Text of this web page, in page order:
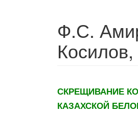
Ф.С.
СКРЕЩИВАНИЕ
КАЗАХСКОЙ